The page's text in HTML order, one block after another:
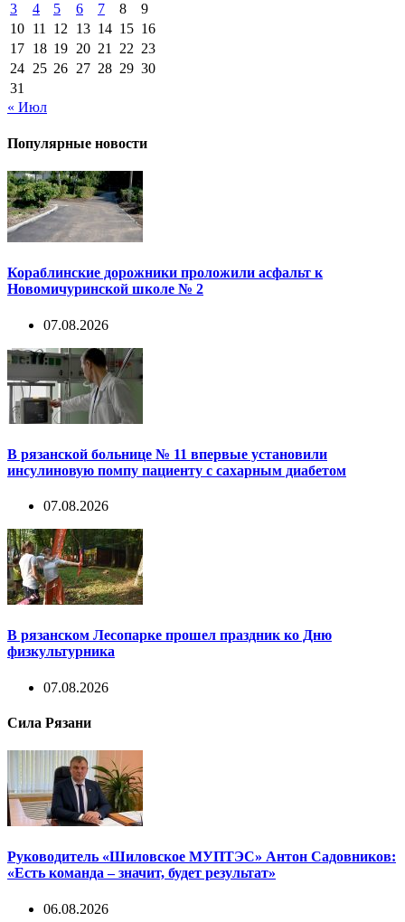
3
4 5 6 7 8
9
10 11 12 13 14 15 16
17 18 19 20 21 22 23
24 25 26 27 28 29 30
31
« Июл
Популярные новости
Кораблинские дорожники проложили асфальт к
Новомичуринской школе № 2
07.08.2026
В рязанской больнице № 11 впервые установили
инсулиновую помпу пациенту с сахарным диабетом
07.08.2026
В рязанском Лесопарке прошел праздник ко Дню
физкультурника
07.08.2026
Сила Рязани
Руководитель «Шиловское МУПТЭС» Антон Садовников:
«Есть команда – значит, будет результат»
06.08.2026